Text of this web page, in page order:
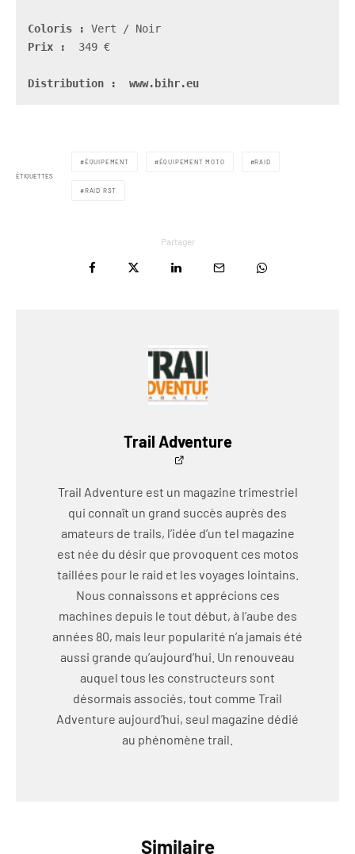
Coloris :
Prix :
  349 €
Distribution :  www.bihr.eu
ÉTIQUETTES
ÉQUIPEMENT ÉQUIPEMENT MOTO RAID
RAID RST
Partager
Trail Adventure
Trail Adventure est un magazine trimestriel
qui connaît un grand succès auprès des
amateurs de trails, l’idée d’un tel magazine
est née du désir que provoquent ces motos
taillées pour le raid et les voyages lointains.
Nous connaissons et apprécions ces
machines depuis le tout début, à l’aube des
années 80, mais leur popularité n’a jamais été
aussi grande qu’aujourd’hui. Un renouveau
auquel tous les constructeurs sont
désormais associés, tout comme Trail
Adventure aujourd’hui, seul magazine dédié
au phénomène trail.
Similaire